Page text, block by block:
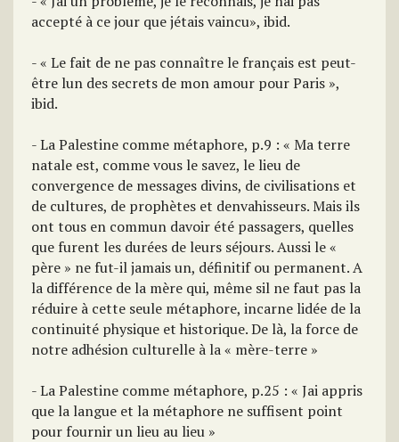
accepté à ce jour que jétais vaincu», ibid.
- « Le fait de ne pas connaître le français est peut-
être lun des secrets de mon amour pour Paris »,
ibid.
- La Palestine comme métaphore, p.9 : « Ma terre
natale est, comme vous le savez, le lieu de
convergence de messages divins, de civilisations et
de cultures, de prophètes et denvahisseurs. Mais ils
ont tous en commun davoir été passagers, quelles
que furent les durées de leurs séjours. Aussi le «
père » ne fut-il jamais un, définitif ou permanent. A
la différence de la mère qui, même sil ne faut pas la
réduire à cette seule métaphore, incarne lidée de la
continuité physique et historique. De là, la force de
notre adhésion culturelle à la « mère-terre »
- La Palestine comme métaphore, p.25 : « Jai appris
que la langue et la métaphore ne suffisent point
pour fournir un lieu au lieu »